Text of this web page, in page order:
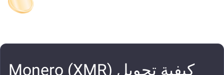
كيفية تحويل Monero (XMR)